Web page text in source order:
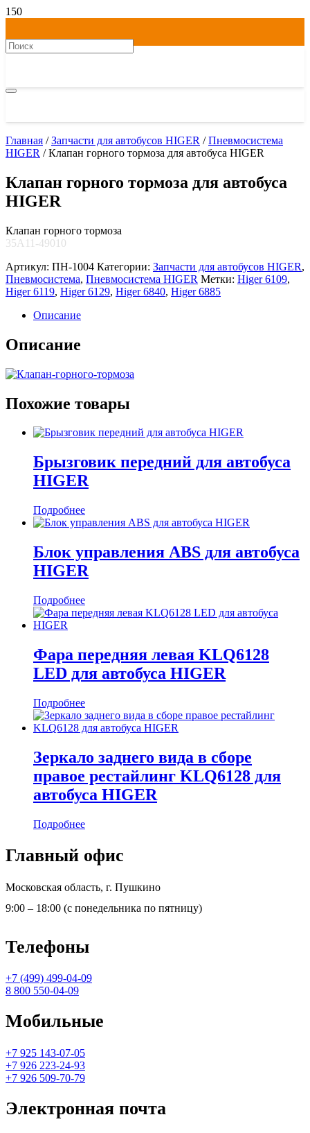
Главная /Запчасти для автобусов HIGER /Пневмосистема
HIGER / Клапан горного тормоза для автобуса HIGER
Клапан горного тормоза для автобуса
HIGER
Клапан горного тормоза
35A11-49010
Артикул: ПН-1004 Категории: Запчасти для автобусов HIGER,
Пневмосистема, Пневмосистема HIGER Метки: Higer 6109,
Higer 6119, Higer 6129, Higer 6840, Higer 6885
Описание
Описание
Похожие товары
Брызговик передний для автобуса
HIGER
Подробнее
Блок управления ABS для автобуса
HIGER
Подробнее
Фара передняя левая KLQ6128
LED для автобуса HIGER
Подробнее
Зеркало заднего вида в сборе
правое рестайлинг KLQ6128 для
автобуса HIGER
Подробнее
Главный офис
Московская область, г. Пушкино
9:00 – 18:00 (с понедельника по пятницу)
Телефоны
+7 (499) 499-04-09
8 800 550-04-09
Мобильные
+7 925 143-07-05
+7 926 223-24-93
+7 926 509-70-79
Электронная почта